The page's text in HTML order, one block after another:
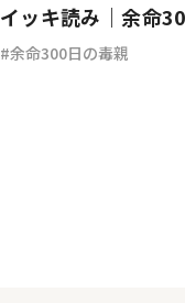
イッキ読み｜余命
余命300日の毒親